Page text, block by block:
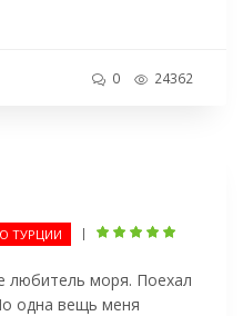
0 24362
ТУРЦИИ |
любитель моря. Поехал
одна вещь меня